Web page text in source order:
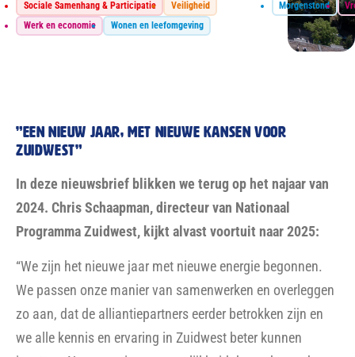
Sociale Samenhang & Participatie
Veiligheid
Werk en economie
Wonen en leefomgeving
Morgenstond
”EEN NIEUW JAAR, MET NIEUWE KANSEN VOOR
ZUIDWEST”
In deze nieuwsbrief blikken we terug op het najaar van
2024. Chris Schaapman, directeur van Nationaal
Programma Zuidwest, kijkt alvast voortuit naar 2025:
“We zijn het nieuwe jaar met nieuwe energie begonnen.
We passen onze manier van samenwerken en overleggen
zo aan, dat de alliantiepartners eerder betrokken zijn en
we alle kennis en ervaring in Zuidwest beter kunnen